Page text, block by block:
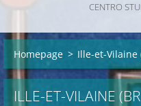
CENTRO
Homepage > Ille-et-Vilaine
ILLE-ET-VILAINE